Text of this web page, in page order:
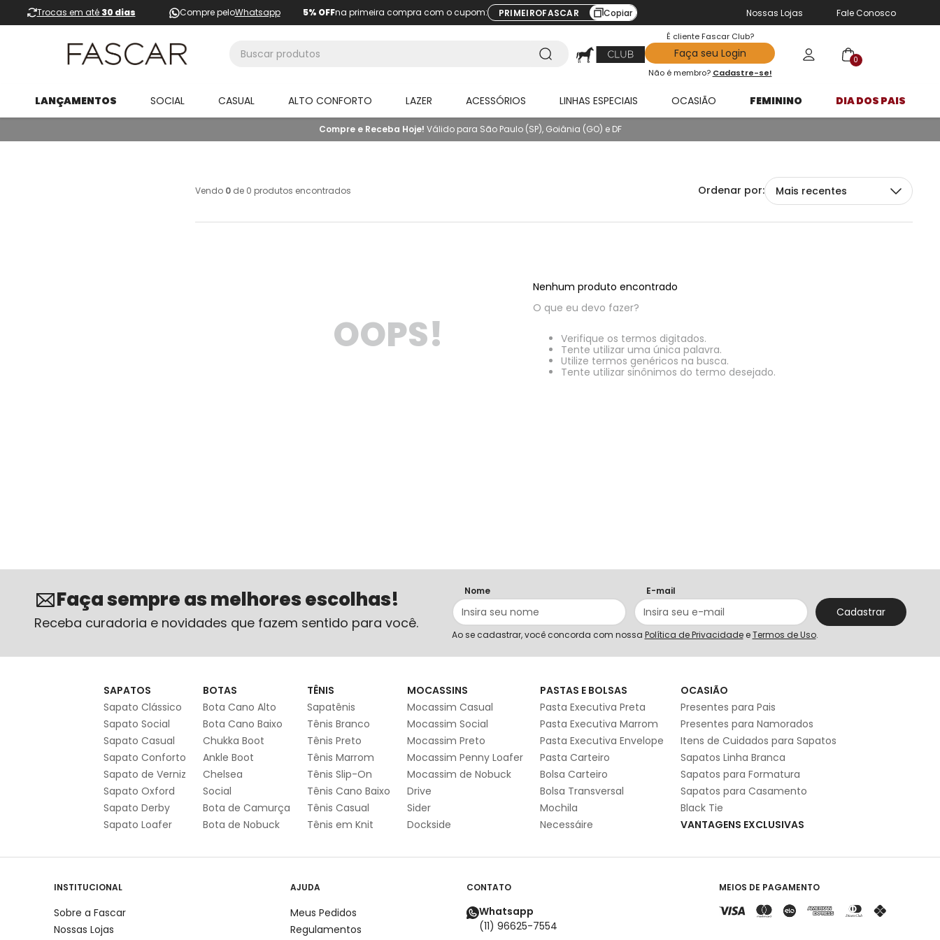
Trocas em até 30 dias Compre peloWhatsapp 5% OFFna primeira compra com o cupom: PRIMEIROFASCAR Copiar Nossas Lojas Fale Conosco
É cliente Fascar Club?
Faça seu Login
Não é membro? Cadastre-se!
0
LANÇAMENTOS SOCIAL CASUAL ALTO CONFORTO LAZER ACESSÓRIOS LINHAS ESPECIAIS OCASIÃO FEMININO DIA DOS PAIS
Compre e Receba Hoje! Válido para São Paulo (SP), Goiânia (GO) e DF
Vendo 0 de 0 produtos encontrados Mais recentes
OOPS!
Nenhum produto encontrado
O que eu devo fazer?
Verifique os termos digitados.
Tente utilizar uma única palavra.
Utilize termos genéricos na busca.
Tente utilizar sinônimos do termo desejado.
Faça sempre as melhores escolhas!
Receba curadoria e novidades que fazem sentido para você.
Nome E-mail
Cadastrar
Ao se cadastrar, você concorda com nossa Política de Privacidadee Termos de Uso.
SAPATOS
Sapato Clássico
Sapato Social
Sapato Casual
Sapato Conforto
Sapato de Verniz
Sapato Oxford
Sapato Derby
Sapato Loafer
BOTAS
Bota Cano Alto
Bota Cano Baixo
Chukka Boot
Ankle Boot
Chelsea
Social
Bota de Camurça
Bota de Nobuck
TÊNIS
Sapatênis
Tênis Branco
Tênis Preto
Tênis Marrom
Tênis Slip-On
Tênis Cano Baixo
Tênis Casual
Tênis em Knit
MOCASSINS
Mocassim Casual
Mocassim Social
Mocassim Preto
Mocassim Penny Loafer
Mocassim de Nobuck
Drive
Sider
Dockside
PASTAS E BOLSAS
Pasta Executiva Preta
Pasta Executiva Marrom
Pasta Executiva Envelope
Pasta Carteiro
Bolsa Carteiro
Bolsa Transversal
Mochila
Necessáire
OCASIÃO
Presentes para Pais
Presentes para Namorados
Itens de Cuidados para Sapatos
Sapatos Linha Branca
Sapatos para Formatura
Sapatos para Casamento
Black Tie
VANTAGENS EXCLUSIVAS
INSTITUCIONAL
Sobre a Fascar
Nossas Lojas
AJUDA
Meus Pedidos
Regulamentos
CONTATO
Whatsapp
(11) 96625-7554
MEIOS DE PAGAMENTO